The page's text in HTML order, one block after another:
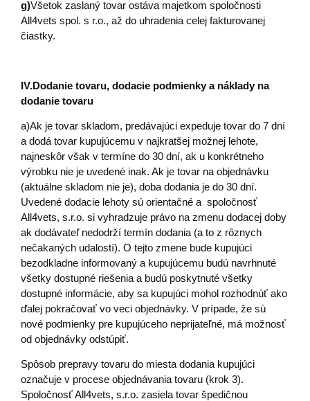
g)Všetok zaslaný tovar ostáva majetkom spoločnosti
All4vets spol. s r.o., až do uhradenia celej fakturovanej
čiastky.
IV.Dodanie tovaru, dodacie podmienky a náklady na
dodanie tovaru
a)Ak je tovar skladom, predávajúci expeduje tovar do 7 dní
a dodá tovar kupujúcemu v najkratšej možnej lehote,
najneskôr však v termíne do 30 dní, ak u konkrétneho
výrobku nie je uvedené inak. Ak je tovar na objednávku
(aktuálne skladom nie je), doba dodania je do 30 dní.
Uvedené dodacie lehoty sú orientačné a spoločnosť
All4vets, s.r.o. si vyhradzuje právo na zmenu dodacej doby
ak dodávateľ nedodrží termín dodania (a to z rôznych
nečakaných udalostí). O tejto zmene bude kupujúci
bezodkladne informovaný a kupujúcemu budú navrhnuté
všetky dostupné riešenia a budú poskytnuté všetky
dostupné informácie, aby sa kupujúci mohol rozhodnúť ako
ďalej pokračovať vo veci objednávky. V prípade, že sú
nové podmienky pre kupujúceho neprijateľné, má možnosť
od objednávky odstúpiť.
Spôsob prepravy tovaru do miesta dodania kupujúci
označuje v procese objednávania tovaru (krok 3).
Spoločnosť All4vets, s.r.o. zasiela tovar špedičnou